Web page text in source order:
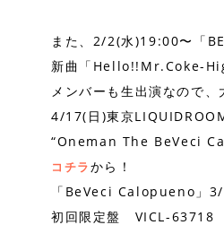
また、2/2(水)19:00〜「
新曲「Hello!!Mr.Coke-
メンバーも生出演なので、
4/17(日)東京
“Oneman The BeVeci
コチラから！
「BeVeci Calopueno」
初回限定盤 VICL-63718